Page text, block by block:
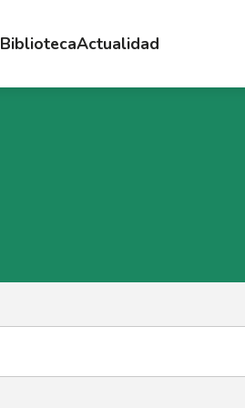
BibliotecaActualidad